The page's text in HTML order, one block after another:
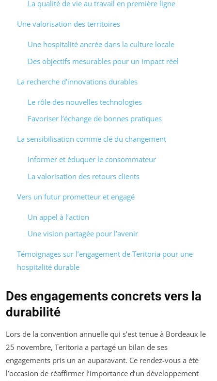
La qualité de vie au travail en première ligne
Une valorisation des territoires
Une hospitalité ancrée dans la culture locale
Des objectifs mesurables pour un impact réel
La recherche d’innovations durables
Le rôle des nouvelles technologies
Favoriser l’échange de bonnes pratiques
La sensibilisation comme clé du changement
Informer et éduquer le consommateur
La valorisation des retours clients
Vers un futur prometteur et engagé
Un appel à l’action
Une vision partagée pour l’avenir
Témoignages sur l’engagement de Teritoria pour une
hospitalité durable
Des engagements concrets vers la
durabilité
Lors de la convention annuelle qui s’est tenue à Bordeaux le
25 novembre, Teritoria a partagé un bilan de ses
engagements pris un an auparavant. Ce rendez-vous a été
l’occasion de réaffirmer l’importance d’un développement